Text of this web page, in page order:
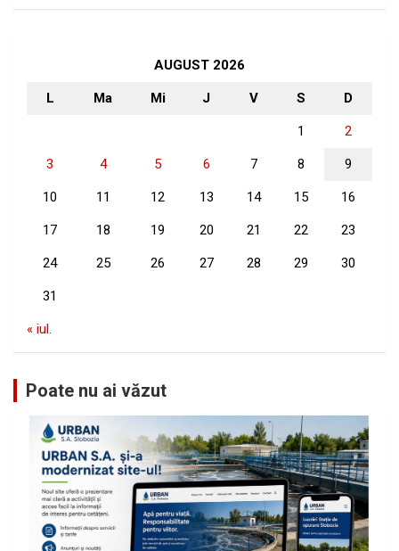
AUGUST 2026
L Ma Mi J V S D
1 2
3 4 5 6 7 8 9
10 11 12 13 14 15 16
17 18 19 20 21 22 23
24 25 26 27 28 29 30
31
« iul.
Poate nu ai văzut